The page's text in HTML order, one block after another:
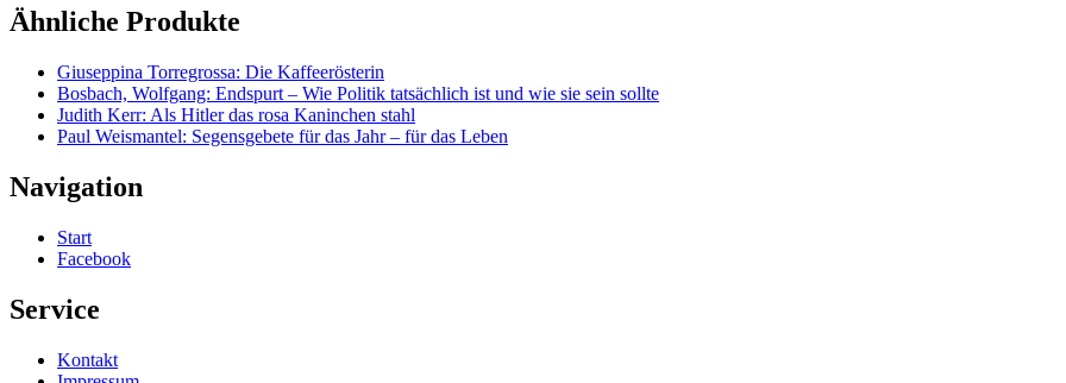
Ähnliche Produkte
Giuseppina Torregrossa: Die Kaffeerösterin
Bosbach, Wolfgang: Endspurt – Wie Politik tatsächlich ist und wie sie sein sollte
Judith Kerr: Als Hitler das rosa Kaninchen stahl
Paul Weismantel: Segensgebete für das Jahr – für das Leben
Navigation
Start
Facebook
Service
Kontakt